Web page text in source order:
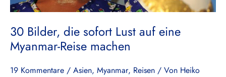
30 Bilder, die sofort Lust auf eine
Myanmar-Reise machen
19 Kommentare / Asien, Myanmar, Reisen / Von Heiko